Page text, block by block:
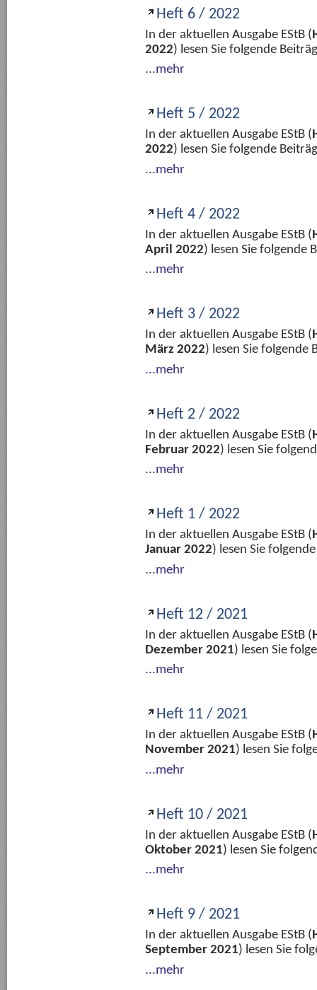
Heft 6 / 2022
In der aktuellen Ausgabe EStB (
2022) lesen Sie folgende
...mehr
Heft 5 / 2022
In der aktuellen Ausgabe EStB (
2022) lesen Sie folgende
...mehr
Heft 4 / 2022
In der aktuellen Ausgabe EStB (
April 2022) lesen Sie folgende
...mehr
Heft 3 / 2022
In der aktuellen Ausgabe EStB (
März 2022) lesen Sie folgende
...mehr
Heft 2 / 2022
In der aktuellen Ausgabe EStB (
Februar 2022) lesen Sie
...mehr
Heft 1 / 2022
In der aktuellen Ausgabe EStB (
Januar 2022) lesen Sie
...mehr
Heft 12 / 2021
In der aktuellen Ausgabe EStB (
Dezember 2021) lesen Sie
...mehr
Heft 11 / 2021
In der aktuellen Ausgabe EStB (
November 2021) lesen Sie
...mehr
Heft 10 / 2021
In der aktuellen Ausgabe EStB (
Oktober 2021) lesen Sie
...mehr
Heft 9 / 2021
In der aktuellen Ausgabe EStB (
September 2021) lesen Sie
...mehr